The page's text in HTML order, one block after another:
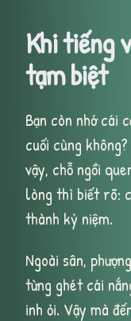
Khi tiếng
tạm biệt
Bạn còn nhớ cái
cuối cùng
vậy, chỗ ngồi
lòng thì biết rõ:
thành kỷ niệm.
Ngoài sân,
từng ghét cái
inh ỏi. Vậy mà